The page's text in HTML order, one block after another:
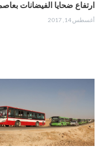
ارتفاع ضحايا الفيضانات
أغسطس 14, 2017